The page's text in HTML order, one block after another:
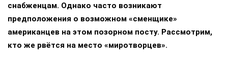
снабженцам. Однако часто возникают
предположения о возможном «сменщике»
американцев на этом позорном посту. Рассмотрим,
кто же рвётся на место «миротворцев».